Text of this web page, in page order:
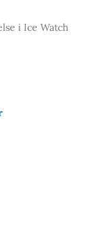
i Ice Watch